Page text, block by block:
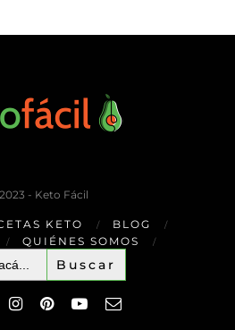
- Keto Fácil
KETO
BLOG
QUIÉNES SOMOS